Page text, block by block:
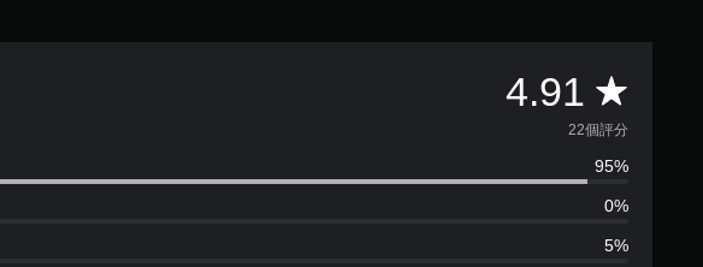
4.91 平
均
評
分
22個評分
95%
0%
5%